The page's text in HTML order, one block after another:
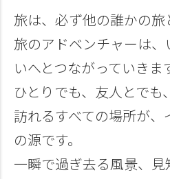
旅は、必ず他の誰かの旅
旅のアドベンチャーは
いへとつながっていきま
ひとりでも、友人とでも
訪れるすべての場所が、
の源です。
一瞬で過ぎ去る風景、